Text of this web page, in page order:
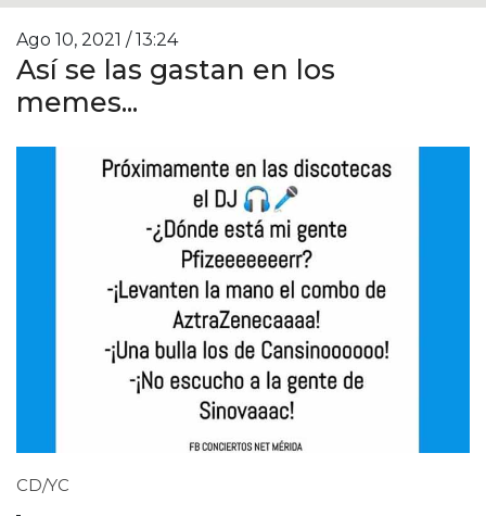
Ago 10, 2021 / 13:24
Así se las gastan en los
memes...
CD/YC